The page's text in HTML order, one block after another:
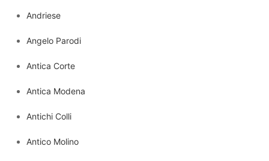
Andriese
Angelo Parodi
Antica Corte
Antica Modena
Antichi Colli
Antico Molino